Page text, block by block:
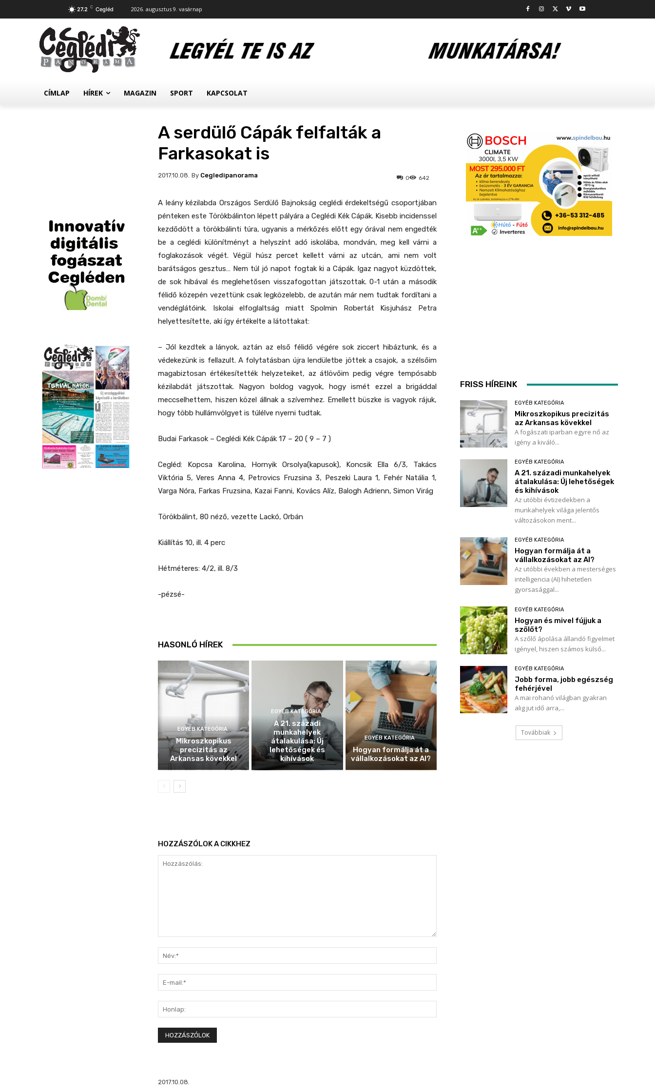
27.2 C Cegléd 2026. augusztus 9. vasárnap
CÍMLAP HÍREK MAGAZIN SPORT KAPCSOLAT
A serdülő Cápák felfalták a
Farkasokat is
2017.10.08. 642
0
By Cegledipanorama
A leány kézilabda Országos Serdülő Bajnokság ceglédi érdekeltségű csoportjában
pénteken este Törökbálinton lépett pályára a Ceglédi Kék Cápák. Kisebb incidenssel
kezdődött a törökbálinti túra, ugyanis a mérkőzés előtt egy órával nem engedték
be a ceglédi különítményt a helyszínt adó iskolába, mondván, meg kell várni a
foglakozások végét. Végül húsz percet kellett várni az utcán, ami nem volt
barátságos gesztus… Nem túl jó napot fogtak ki a Cápák. Igaz nagyot küzdöttek,
de sok hibával és meglehetősen visszafogottan játszottak. 0-1 után a második
félidő közepén vezettünk csak legközelebb, de azután már nem tudtak fordítani a
vendéglátóink. Iskolai elfoglaltság miatt Spolmin Robertát Kisjuhász Petra
helyettesítette, aki így értékelte a látottakat:
– Jól kezdtek a lányok, aztán az első félidő végére sok ziccert hibáztunk, és a
védekezünk is fellazult. A folytatásban újra lendületbe jöttek a csajok, a szélsőim
magabiztosan értékesítették helyzeteiket, az átlövőim pedig végre tempósabb
kézilabdát játszottak. Nagyon boldog vagyok, hogy ismét ezzel a brigáddal
meccselhettem, hiszen közel állnak a szívemhez. Emellett büszke is vagyok rájuk,
hogy több hullámvölgyet is túlélve nyerni tudtak.
Budai Farkasok – Ceglédi Kék Cápák 17 – 20 ( 9 – 7 )
Cegléd: Kopcsa Karolina, Hornyik Orsolya(kapusok), Koncsik Ella 6/3, Takács
Viktória 5, Veres Anna 4, Petrovics Fruzsina 3, Peszeki Laura 1, Fehér Natália 1,
Varga Nóra, Farkas Fruzsina, Kazai Fanni, Kovács Alíz, Balogh Adrienn, Simon Virág
Törökbálint, 80 néző, vezette Lackó, Orbán
Kiállítás 10, ill. 4 perc
Hétméteres: 4/2, ill. 8/3
-pézsé-
HASONLÓ HÍREK
EGYÉB KATEGÓRIA
Mikroszkopikus
precizitás az
Arkansas kövekkel
EGYÉB KATEGÓRIA
A 21. századi
munkahelyek
átalakulása: Új
lehetőségek és
kihívások
EGYÉB KATEGÓRIA
Hogyan formálja át a
vállalkozásokat az AI?
HOZZÁSZÓLOK A CIKKHEZ
mail:*
FRISS HÍREINK
EGYÉB KATEGÓRIA
Mikroszkopikus precizitás
az Arkansas kövekkel
A fogászati iparban egyre nő az
igény a kiváló...
EGYÉB KATEGÓRIA
A 21. századi munkahelyek
átalakulása: Új lehetőségek
és kihívások
Az utóbbi évtizedekben a
munkahelyek világa jelentős
változásokon ment...
EGYÉB KATEGÓRIA
Hogyan formálja át a
vállalkozásokat az AI?
Az utóbbi években a mesterséges
intelligencia (AI) hihetetlen
gyorsasággal...
EGYÉB KATEGÓRIA
Hogyan és mivel fújjuk a
szőlőt?
A szőlő ápolása állandó figyelmet
igényel, hiszen számos külső...
EGYÉB KATEGÓRIA
Jobb forma, jobb egészség
fehérjével
A mai rohanó világban gyakran
alig jut idő arra,...
Továbbiak
2017.10.08.